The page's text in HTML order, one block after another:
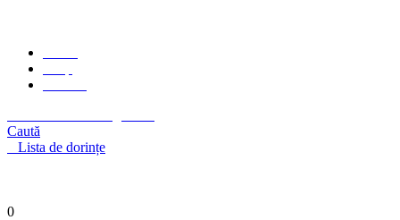
Caută
Lista de dorințe
0